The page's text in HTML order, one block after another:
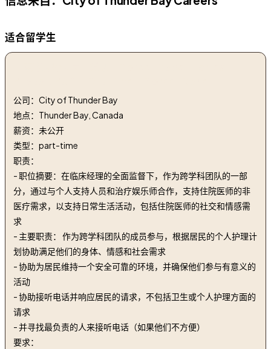
适合留学生
公司：City of Thunder Bay
地点：Thunder Bay, Canada
薪资：未公开
类型：part-time
职责：
- 职位摘要：在临床经理的全面监督下，作为跨学科团队的一部
分，通过与个人支持人员和治疗娱乐师合作，支持住院医师的非
医疗需求，以支持日常生活活动，包括住院医师的社交和情感需
求
- 主要职责： 作为跨学科团队的成员参与，根据居民的个人护理计
划协助满足他们的身体、情感和社会需求
- 协助为居民维持一个安全可靠的环境，并确保他们参与有意义的
活动
- 协助接听电话并响应居民的请求，不包括卫生或个人护理方面的
请求
- 并寻找最负责的人来接听电话（如果他们不方便）
要求：